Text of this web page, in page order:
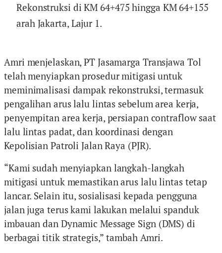
Rekonstruksi di KM 64+475 hingga KM 64+155
arah Jakarta, Lajur 1.
Amri menjelaskan, PT Jasamarga Transjawa Tol
telah menyiapkan prosedur mitigasi untuk
meminimalisasi dampak rekonstruksi, termasuk
pengalihan arus lalu lintas sebelum area kerja,
penyempitan area kerja, persiapan contraflow saat
lalu lintas padat, dan koordinasi dengan
Kepolisian Patroli Jalan Raya (PJR).
“Kami sudah menyiapkan langkah-langkah
mitigasi untuk memastikan arus lalu lintas tetap
lancar. Selain itu, sosialisasi kepada pengguna
jalan juga terus kami lakukan melalui spanduk
imbauan dan Dynamic Message Sign (DMS) di
berbagai titik strategis,” tambah Amri.